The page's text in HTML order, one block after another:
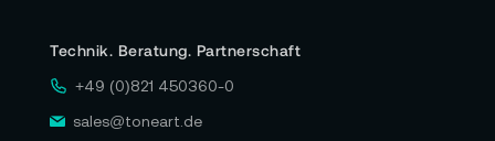
Technik. Beratung. Partnerschaft
+49 (0)821 450360-0
sales@toneart.de